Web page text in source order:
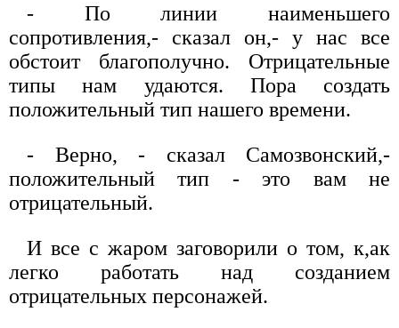
- По линии наименьшего
сопротивления,- сказал он,- у нас все
обстоит благополучно. Отрицательные
типы нам удаются. Пора создать
положительный тип нашего времени.
- Верно, - сказал Самозвонский,-
положительный тип - это вам не
отрицательный.
И все с жаром заговорили о том, к,ак
легко работать над созданием
отрицательных персонажей.